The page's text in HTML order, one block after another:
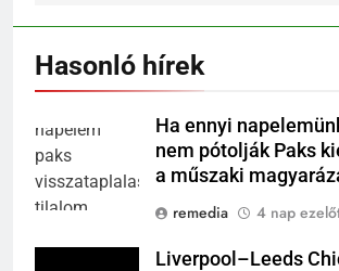
Hasonló hírek
Ha ennyi
nem pótolják Paks
a műszaki
remedia
4 nap
Liverpool–Leeds